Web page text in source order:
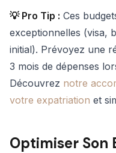
💡 Pro Tip : Ces
exceptionnelles (visa,
initial). Prévoyez une
3 mois de dépenses
Découvrez notre
votre expatriation et
Optimiser Son